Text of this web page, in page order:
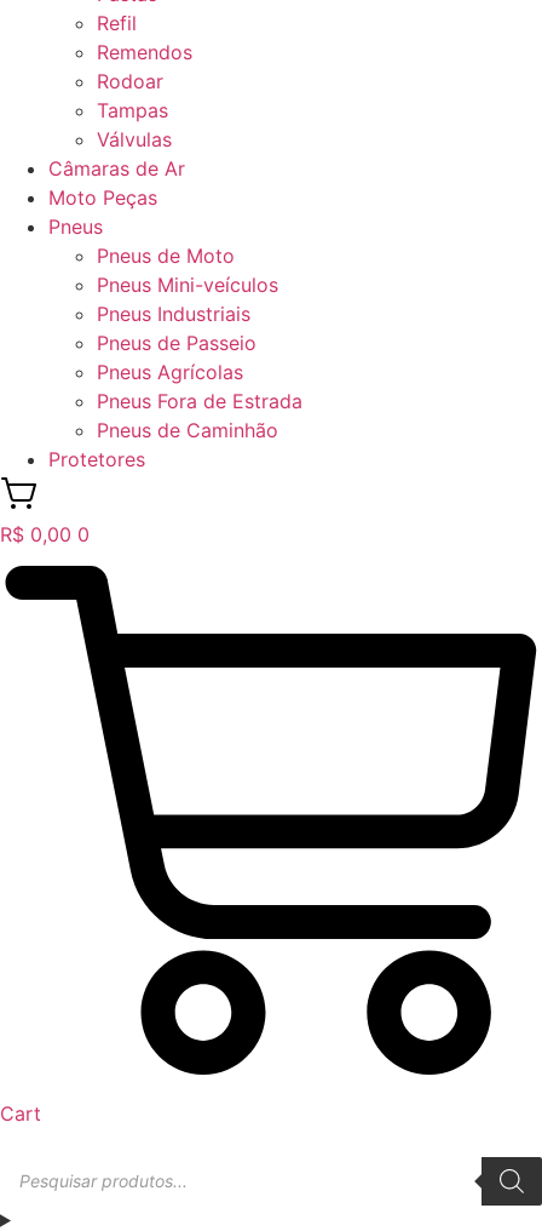
Refil
Remendos
Rodoar
Tampas
Válvulas
Câmaras de Ar
Moto Peças
Pneus
Pneus de Moto
Pneus Mini-veículos
Pneus Industriais
Pneus de Passeio
Pneus Agrícolas
Pneus Fora de Estrada
Pneus de Caminhão
Protetores
R$ 0,00 0
Cart
produtos